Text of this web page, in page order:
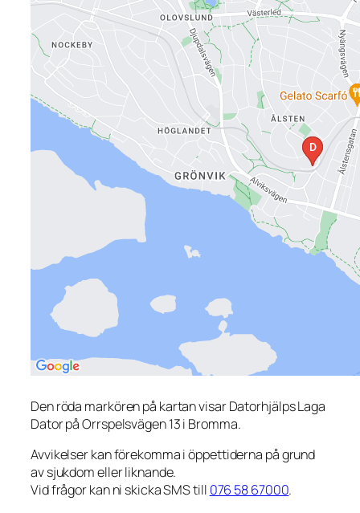
Den röda markören på kartan visar Datorhjälps Laga
Dator på Orrspelsvägen 13 i Bromma.
Avvikelser kan förekomma i öppettiderna på grund
av sjukdom eller liknande.
Vid frågor kan ni skicka SMS till 076 58 67000.